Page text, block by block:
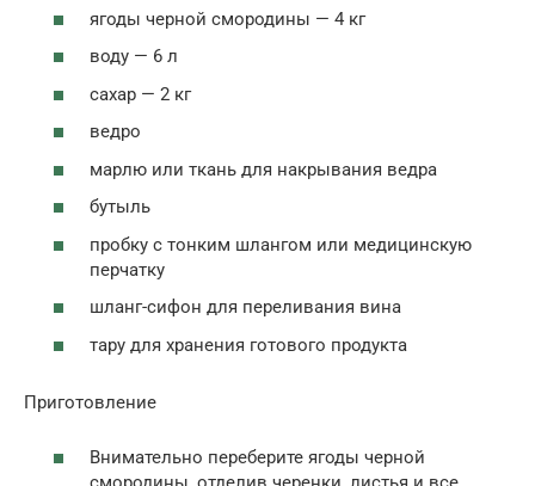
ягоды черной смородины — 4 кг
воду — 6 л
сахар — 2 кг
ведро
марлю или ткань для накрывания ведра
бутыль
пробку с тонким шлангом или медицинскую
перчатку
шланг-сифон для переливания вина
тару для хранения готового продукта
Приготовление
Внимательно переберите ягоды черной